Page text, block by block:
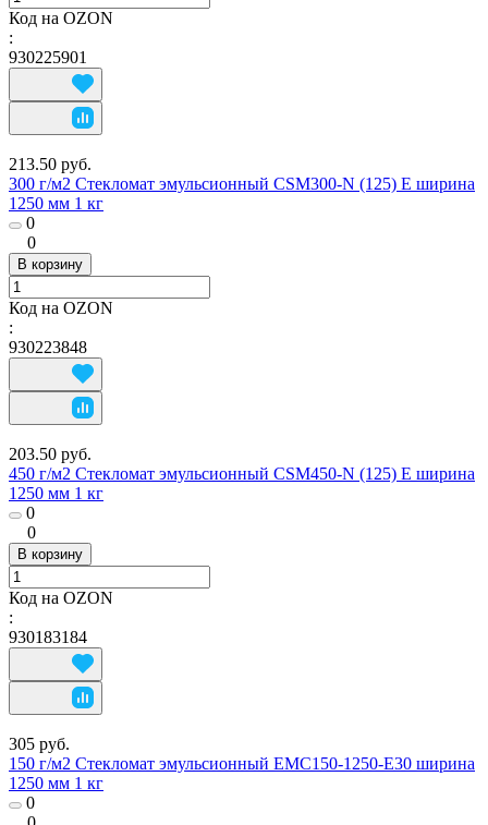
Код на OZON
:
930225901
213.50 руб.
300 г/м2 Стекломат эмульсионный CSM300-N (125) E ширина
1250 мм 1 кг
0
0
В корзину
Код на OZON
:
930223848
203.50 руб.
450 г/м2 Стекломат эмульсионный CSM450-N (125) E ширина
1250 мм 1 кг
0
0
В корзину
Код на OZON
:
930183184
305 руб.
150 г/м2 Стекломат эмульсионный EMC150-1250-E30 ширина
1250 мм 1 кг
0